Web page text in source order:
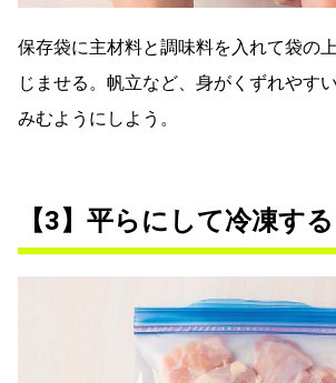
保存袋に主材料と調味料を入れて袋の
じませる。帆立など、身がくずれやす
みむようにしよう。
【3】平らにして冷凍する